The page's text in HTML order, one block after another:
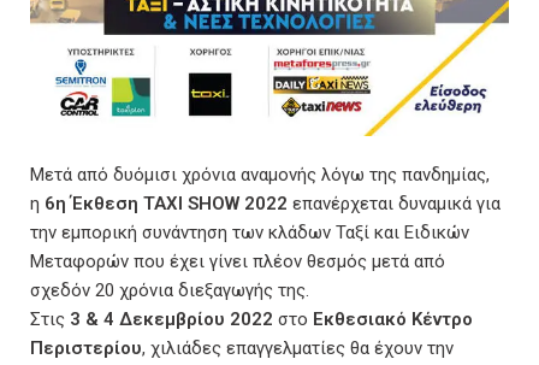
Μετά από δυόμισι χρόνια αναμονής λόγω της πανδημίας,
η 6η Έκθεση ΤΑΧΙ SΗΟW 2022 επανέρχεται δυναμικά για
την εμπορική συνάντηση των κλάδων Ταξί και Ειδικών
Μεταφορών που έχει γίνει πλέον θεσμός μετά από
σχεδόν 20 χρόνια διεξαγωγής της.
Στις 3 & 4 Δεκεμβρίου 2022 στο Εκθεσιακό Κέντρο
Περιστερίου, χιλιάδες επαγγελματίες θα έχουν την